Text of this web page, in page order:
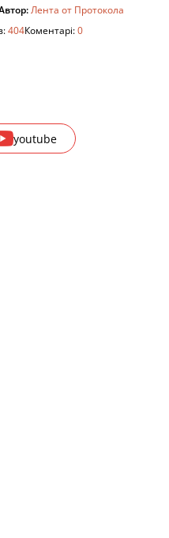
Лента от Протокола
404Коментарі:0
youtube